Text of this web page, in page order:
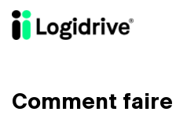
Aller au contenu principal
Comment